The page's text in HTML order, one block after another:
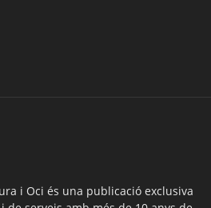
i Oci és una publicació exclusiva